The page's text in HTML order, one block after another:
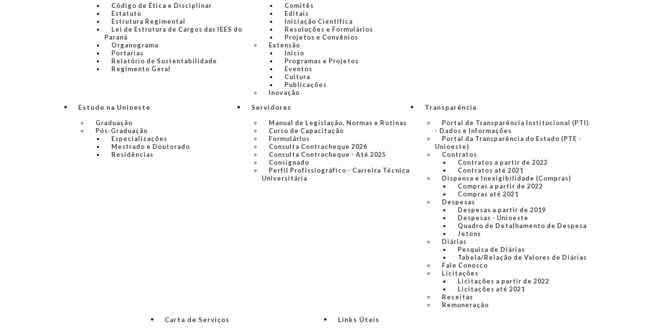
Código de Ética e Disciplinar
Estatuto
Estrutura Regimental
Lei de Estrutura de Cargos das IEES do
Paraná
Organograma
Portarias
Relatório de Sustentabilidade
Regimento Geral
Comitês
Editais
Iniciação Científica
Resoluções e Formulários
Projetos e Convênios
Extensão
Início
Programas e Projetos
Eventos
Cultura
Publicações
Inovação
Estude na Unioeste
Graduação
Pós-Graduação
Especializações
Mestrado e Doutorado
Residências
Servidores
Manual de Legislação, Normas e Rotinas
Curso de Capacitação
Formulários
Consulta Contracheque 2026
Consulta Contracheque - Até 2025
Consignado
Perfil Profissiográfico - Carreira Técnica
Universitária
Transparência
Portal de Transparência Institucional (PTI)
- Dados e Informações
Portal da Transparência do Estado (PTE -
Unioeste)
Contratos
Contratos a partir de 2022
Contratos até 2021
Dispensa e Inexigibilidade (Compras)
Compras a partir de 2022
Compras até 2021
Despesas
Despesas a partir de 2019
Despesas - Unioeste
Quadro de Detalhamento de Despesa
Jetons
Diárias
Pesquisa de Diárias
Tabela/Relação de Valores de Diárias
Fale Conosco
Licitações
Licitações a partir de 2022
Licitações até 2021
Receitas
Remuneração
Carta de Serviços
Links Úteis